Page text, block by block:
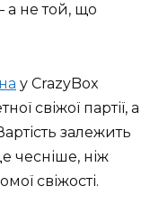
а не той, що
у CrazyBox
свіжої партії, а
залежить
чесніше, ніж
свіжості.